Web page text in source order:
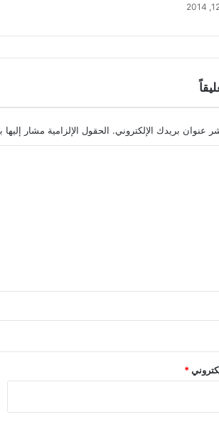
عنوان بريدك الإلكتروني. الحقول الإلزامية مشار إليها
*